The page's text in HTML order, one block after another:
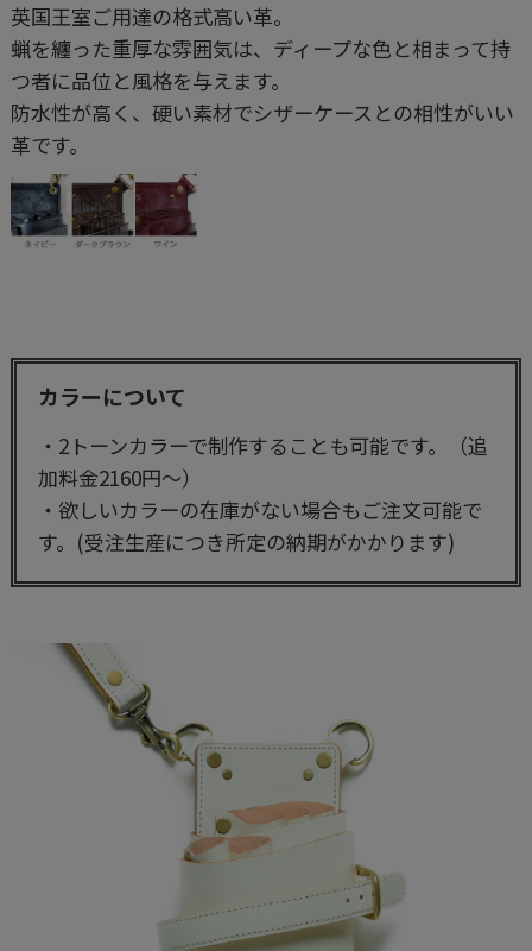
英国王室ご用達の格式高い革。
蝋を纏った重厚な雰囲気は、ディープな色と相まって持
つ者に品位と風格を与えます。
防水性が高く、硬い素材でシザーケースとの相性がいい
革です。
カラーについて
・2トーンカラーで制作することも可能です。（追
加料金2160円～）
・欲しいカラーの在庫がない場合もご注文可能で
す。(受注生産につき所定の納期がかかります)